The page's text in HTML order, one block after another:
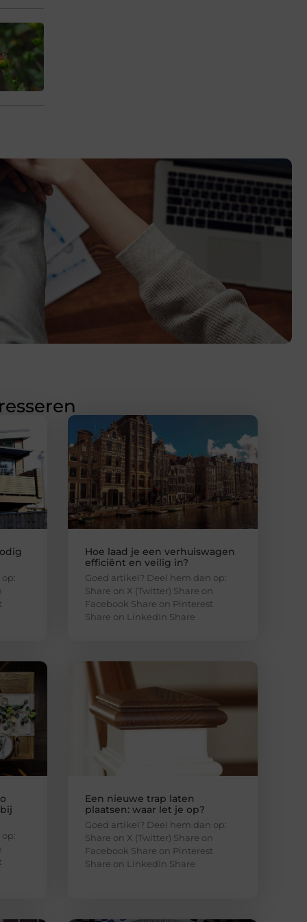
Hoe laad je een verhuiswagen
efficiënt en veilig in?
Goed artikel? Deel hem dan op:
Share on X (Twitter) Share on
Facebook Share on Pinterest
Share on LinkedIn Share
Een nieuwe trap laten
plaatsen: waar let je op?
Goed artikel? Deel hem dan op:
Share on X (Twitter) Share on
Facebook Share on Pinterest
Share on LinkedIn Share